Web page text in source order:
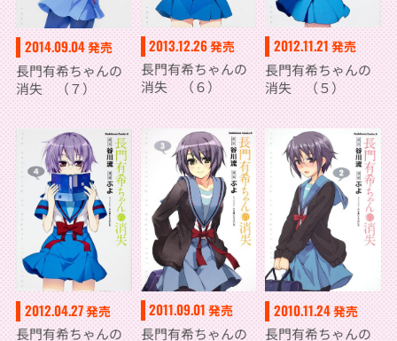
2014.09.04発売
長門有希ちゃんの
消失 （７）
2013.12.26発売
長門有希ちゃんの
消失 （６）
2012.11.21 発売
長門有希ちゃんの
消失 （５）
2012.04.27発売
長門有希ちゃんの
2011.09.01 発売
長門有希ちゃんの
2010.11.24発売
長門有希ちゃんの